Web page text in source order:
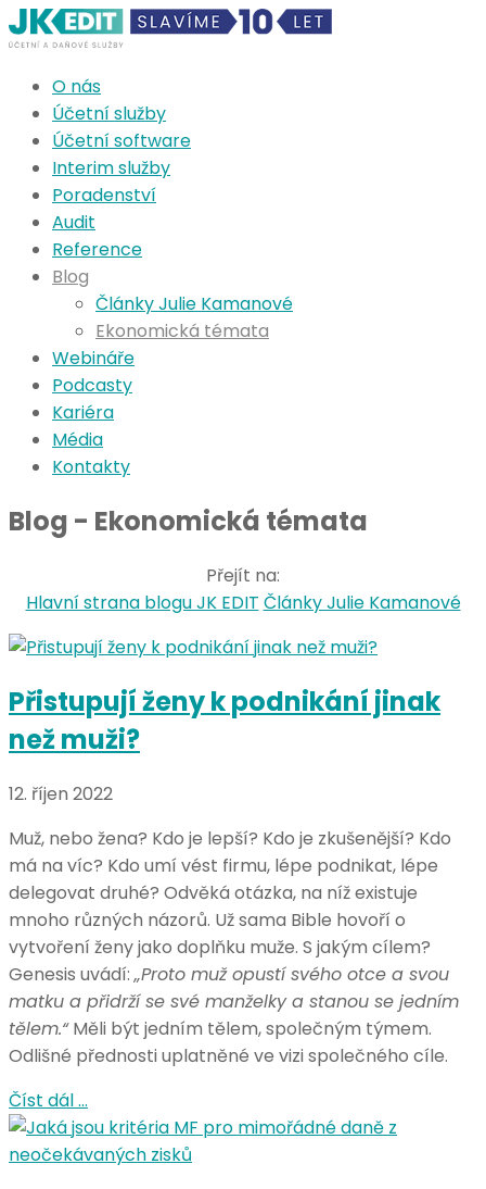
O nás
Účetní služby
Účetní software
Interim služby
Poradenství
Audit
Reference
Blog
Články Julie Kamanové
Ekonomická témata
Webináře
Podcasty
Kariéra
Média
Kontakty
Blog - Ekonomická témata
Přejít na:
Hlavní strana blogu JK EDIT Články Julie Kamanové
Přistupují ženy k podnikání jinak
než muži?
12. říjen 2022
Muž, nebo žena? Kdo je lepší? Kdo je zkušenější? Kdo
má na víc? Kdo umí vést firmu, lépe podnikat, lépe
delegovat druhé? Odvěká otázka, na níž existuje
mnoho různých názorů. Už sama Bible hovoří o
vytvoření ženy jako doplňku muže. S jakým cílem?
Genesis uvádí:„Proto muž opustí svého otce a svou
matku a přidrží se své manželky a stanou se jedním
tělem.“Měli být jedním tělem, společným týmem.
Odlišné přednosti uplatněné ve vizi společného cíle.
Číst dál …